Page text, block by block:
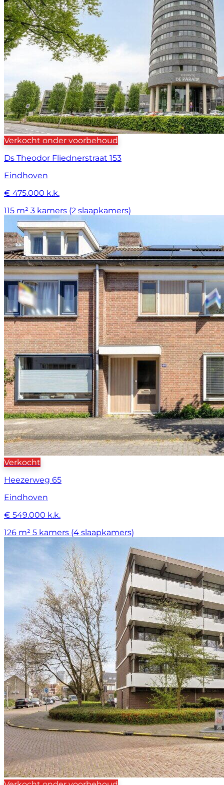
Verkocht onder voorbehoud
Ds Theodor Fliednerstraat 153
Eindhoven
€ 475.000 k.k.
115 m² 3 kamers (2 slaapkamers)
Verkocht
Heezerweg 65
Eindhoven
€ 549.000 k.k.
126 m² 5 kamers (4 slaapkamers)